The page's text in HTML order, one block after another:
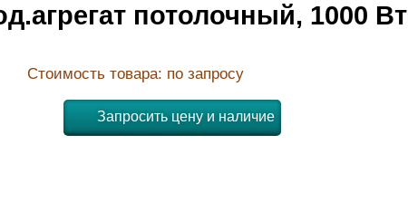
потолочный, 1000 Вт
Стоимость товара: по запросу
Запросить цену и наличие